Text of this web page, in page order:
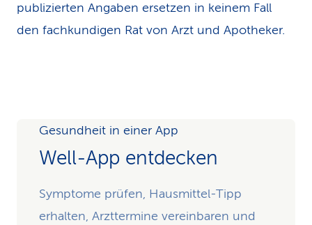
publizierten Angaben ersetzen in keinem Fall
den fachkundigen Rat von Arzt und Apotheker.
Gesundheit in einer App
Well-App entdecken
Symptome prüfen, Hausmittel-Tipp
erhalten, Arzttermine vereinbaren und